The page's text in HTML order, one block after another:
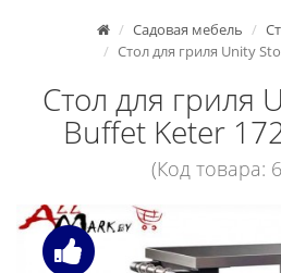
Садовая мебель
Стол для гриля Unity
Стол для гриля
Buffet Keter
(Код товара: